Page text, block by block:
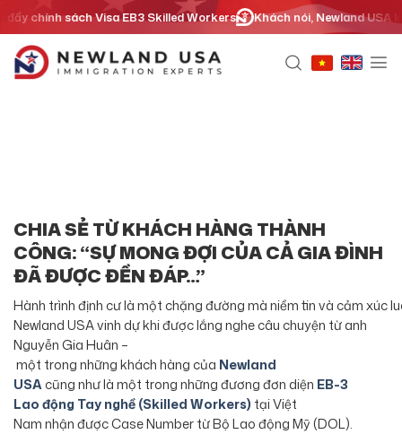
Chuyển
dung
chính sách Visa EB3 Skilled Workers Khách nói, Newland USA
CHIA SẺ TỪ KHÁCH HÀNG THÀNH
CÔNG: “SỰ MONG ĐỢI CỦA CẢ GIA ĐÌNH
ĐÃ ĐƯỢC ĐỀN ĐÁP…”
Hành trình định cư là một chặng đường mà niềm tin và cảm xúc
Newland USA vinh dự khi được lắng nghe câu chuyện từ anh
Nguyễn Gia Huân –
một trong những khách hàng của Newland
USAcũng như là một trong những đương đơn diện EB-3
Lao động Tay nghề (Skilled Workers) tại Việt
Nam nhận được Case Number từ Bộ Lao động Mỹ (DOL).